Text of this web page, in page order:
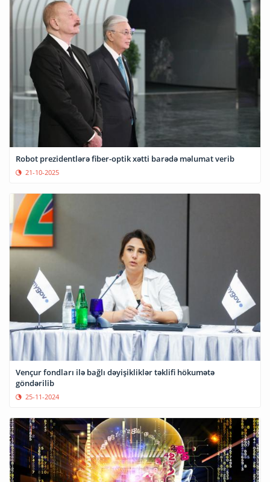
Robot prezidentlərə fiber-optik xətti barədə məlumat verib
21-10-2025
Vençur fondları ilə bağlı dəyişikliklər təklifi hökumətə
göndərilib
25-11-2024